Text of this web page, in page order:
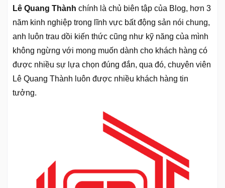
Lê Quang Thành chính là chủ biên tập của Blog, hơn 3
năm kinh nghiệp trong lĩnh vực bất động sản nói chung,
anh luôn trau dồi kiến thức cũng như kỹ năng của mình
không ngừng với mong muốn dành cho khách hàng có
được nhiều sự lựa chọn đúng đắn, qua đó, chuyên viên
Lê Quang Thành luôn được nhiều khách hàng tin
tưởng.